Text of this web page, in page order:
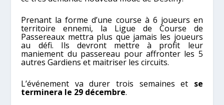
Prenant la forme d’une course à 6 joueurs en
territoire ennemi, la Ligue de Course de
Passereaux mettra plus que jamais les joueurs
au défi. Ils devront mettre à profit leur
maniement du passereau pour affronter les 5
autres Gardiens et maitriser les circuits.
L’événement va durer trois semaines et se
terminera le 29 décembre.